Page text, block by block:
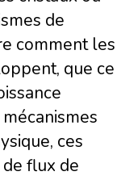
de
comment les
que ce
ces
flux de